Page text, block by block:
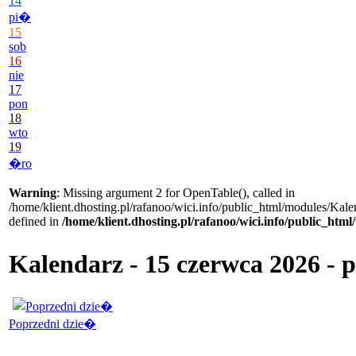
pi�
15
sob
16
nie
17
pon
18
wto
19
�ro
Warning: Missing argument 2 for OpenTable(), called in
/home/klient.dhosting.pl/rafanoo/wici.info/public_html/modules/
defined in /home/klient.dhosting.pl/rafanoo/wici.info/
Kalendarz - 15 czerwca 2026 -
Poprzedni dzie�